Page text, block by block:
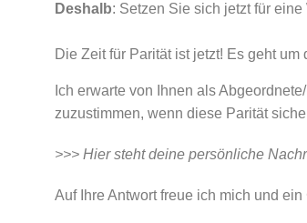
Deshalb: Setzen Sie sich jetzt für
Die Zeit für Parität ist jetzt! Es geht
Ich erwarte von Ihnen als
zuzustimmen, wenn diese Parität
>>> Hier steht deine persönliche
Auf Ihre Antwort freue ich mich und